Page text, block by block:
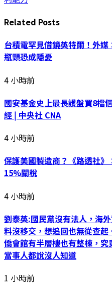
Related Posts
台積電罕見借鏡英特爾！外
瓶頸恐成隱憂
4 小時前
國安基金史上最長護盤買8
經 | 中央社 CNA
4 小時前
保護美國製造商？《路透社
15%關稅
4 小時前
劉泰英:國民黨沒有法人，海
料沒移交，想追回也無從查
僑會館有半層樓也有整棟，
當事人都說沒人知道
1 小時前